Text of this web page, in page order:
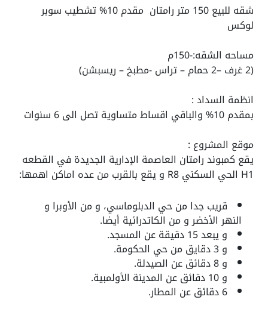
شقه للبيع 150 متر رامتان مقدم 10% تشطيب سوبر
لوكس
مساحه الشقه:-150م
(2 غرف –2 حمام – تراس -مطبخ – ريسبشن)
انظمة السداد :
بمقدم 10% والباقي اقساط متساوية تصل الى 6 سنوات
موقع المشروع :
يقع كمبوند رامتان العاصمة الإدارية الجديدة في القطعه
H1 الحي السكني R8 و يقع بالقرب من عده اماكن اهمها:
قريب جدا من حي الدبلوماسي، و من الأوبرا و
النهر الأخضر و من الكاتدرائية أيضا.
و يبعد 15 دقيقة عن المسجد.
و 3 دقايق من حي الحكومة.
و 8 دقائق عن الصيدلة.
و 10 دقائق عن المدينة الأولمبية.
6 دقائق عن المطار.